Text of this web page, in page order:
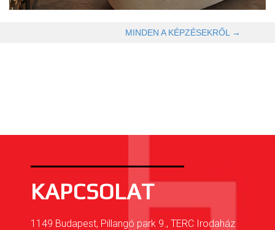
MINDEN A KÉPZÉSEKRŐL →
KAPCSOLAT
1149 Budapest, Pillangó park 9., TERC Irodaház